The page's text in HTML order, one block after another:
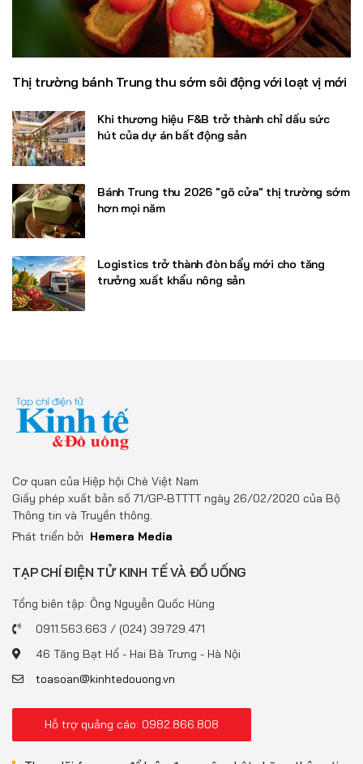
Thị trường bánh Trung thu sớm sôi động với loạt vị mới
Khi thương hiệu F&B trở thành chỉ dấu sức
hút của dự án bất động sản
Bánh Trung thu 2026 "gõ cửa" thị trường sớm
hơn mọi năm
Logistics trở thành đòn bẩy mới cho tăng
trưởng xuất khẩu nông sản
Cơ quan của Hiệp hội Chè Việt Nam
Giấy phép xuất bản số 71/GP-BTTTT ngày 26/02/2020 của Bộ
Thông tin và Truyền thông.
Phát triển bởi Hemera Media
TẠP CHÍ ĐIỆN TỬ KINH TẾ VÀ ĐỒ UỐNG
Tổng biên tập: Ông Nguyễn Quốc Hùng
0911.563.663 / (024) 39.729.471
46 Tăng Bạt Hổ - Hai Bà Trưng - Hà Nội
toasoan@kinhtedouong.vn
Hỗ trợ quảng cáo: 0982.866.808